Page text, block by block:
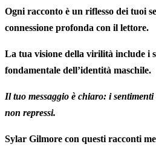
Ogni racconto è un riflesso dei tuoi
connessione profonda con il lettore.
La tua visione della virilità include i
fondamentale dell’identità maschile.
Il tuo messaggio è chiaro: isentimenti
non repressi.
Sylar Gilmore con questi racconti